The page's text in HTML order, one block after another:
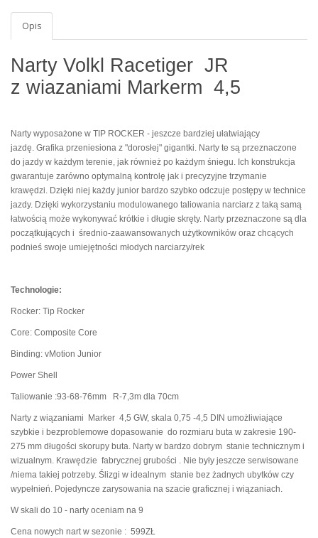
Opis
Narty Volkl Racetiger JR
z wiazaniami Markerm 4,5
Narty wyposażone w TIP ROCKER - jeszcze bardziej ułatwiający
jazdę. Grafika przeniesiona z "dorosłej" gigantki. Narty te są przeznaczone
do jazdy w każdym terenie, jak również po każdym śniegu. Ich konstrukcja
gwarantuje zarówno optymalną kontrolę jak i precyzyjne trzymanie
krawędzi. Dzięki niej każdy junior bardzo szybko odczuje postępy w technice
jazdy. Dzięki wykorzystaniu modulowanego taliowania narciarz z taką samą
łatwością może wykonywać krótkie i długie skręty. Narty przeznaczone są dla
początkujących i średnio-zaawansowanych użytkowników oraz chcących
podnieś swoje umiejętności młodych narciarzy/rek
Technologie:
Rocker: Tip Rocker
Core: Composite Core
Binding: vMotion Junior
Power Shell
Taliowanie :93-68-76mm R-7,3m dla 70cm
Narty z wiązaniami Marker 4,5 GW, skala 0,75 -4,5 DIN umożliwiające
szybkie i bezproblemowe dopasowanie do rozmiaru buta w zakresie 190-
275 mm długości skorupy buta. Narty w bardzo dobrym stanie technicznym i
wizualnym. Krawędzie fabrycznej grubości . Nie były jeszcze serwisowane
/niema takiej potrzeby. Ślizgi w idealnym stanie bez żadnych ubytków czy
wypełnień. Pojedyncze zarysowania na szacie graficznej i wiązaniach.
W skali do 10 - narty oceniam na 9
Cena nowych nart w sezonie : 599ZŁ